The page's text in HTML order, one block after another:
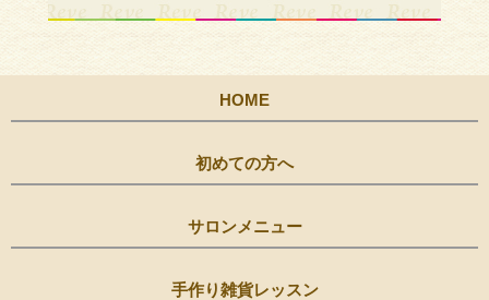
HOME
初めての方へ
サロンメニュー
手作り雑貨レッスン